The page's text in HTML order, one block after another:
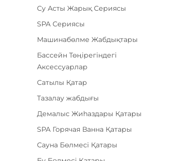
Су Асты Жарық Сериясы
SPA Сериясы
Машинабөлме Жабдықтары
Бассейн Төңірегіндегі
Аксессуарлар
Сатылы Қатар
Тазалау жабдығы
Демалыс Жиһаздары Қатары
SPA Горячая Ванна Қатары
Сауна Бөлмесі Қатары